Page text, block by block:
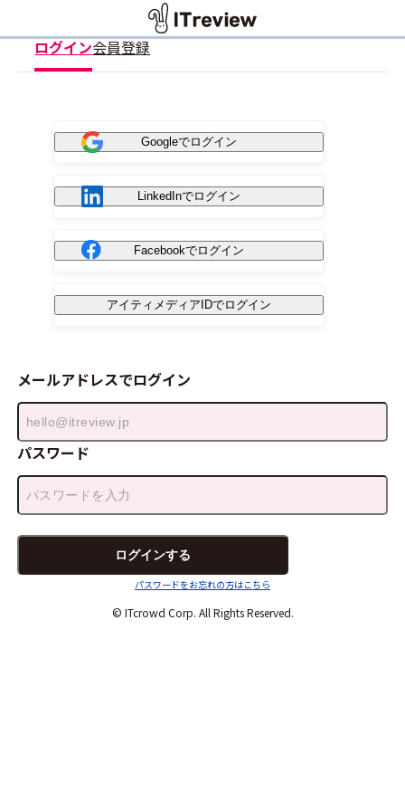
ログイン会員登録
Googleでログイン
LinkedInでログイン
Facebookでログイン
アイティメディアIDでログイン
メールアドレスでログイン
パスワード
パスワードをお忘れの方はこちら
© ITcrowd Corp. All Rights Reserved.